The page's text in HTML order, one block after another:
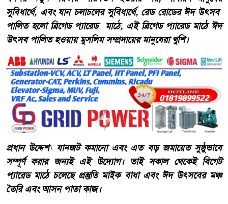
সুবিধার্থে, এবং যান চলাচলের সুবিধার্থে, রেড রোডের ঈদ উৎসব
পালিত হলো ব্রিগেড প্যারেড মাঠে, এই ব্রিগেড প্যারেড মাঠে ঈদ
উৎসব পালিত হওয়ায় মুসলিম সম্প্রদায়ের মানুষেরা খুশি।
প্রধান উদ্দেশ্য যানজট কমানো এবং এত বড় জমায়েত সুষ্ঠুভাবে
সম্পূর্ণ করার জন্যই এই উদ্যোগ। তাই সকাল থেকেই বিগেট
প্যারেড মাঠে চলেছে প্রস্তুতি মাইক বাধা এবং ঈদ উৎসবের মঞ্চ
তৈরি এবং আসন পাতা কাজ।